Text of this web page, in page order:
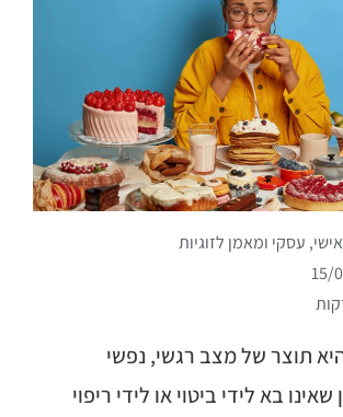
עסקי ומאמן לזוגיות
תוצר של מצב רגשי, נפשי
שאינו בא לידי ביטוי או לידי ריפוי